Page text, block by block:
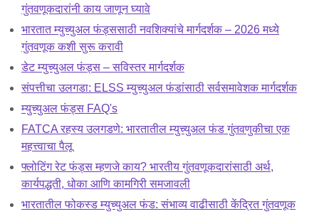
गुंतवणूकदारांनी काय जाणून घ्यावे
भारतात म्युच्युअल फंड्ससाठी नवशिक्यांचे मार्गदर्शक – 2026 मध्ये
गुंतवणूक कशी सुरू करावी
डेट म्युच्युअल फंड्स – सविस्तर मार्गदर्शक
संपत्तीचा उलगडा: ELSS म्युच्युअल फंडांसाठी सर्वसमावेशक मार्गदर्शक
म्युच्युअल फंड्स FAQ's
FATCA रहस्य उलगडणे: भारतातील म्युच्युअल फंड गुंतवणुकीचा एक
महत्त्वाचा पैलू
फ्लोटिंग रेट फंड्स म्हणजे काय? भारतीय गुंतवणूकदारांसाठी अर्थ,
कार्यपद्धती, धोका आणि कामगिरी समजावली
भारतातील फोकस्ड म्युच्युअल फंड: संभाव्य वाढीसाठी केंद्रित गुंतवणूक